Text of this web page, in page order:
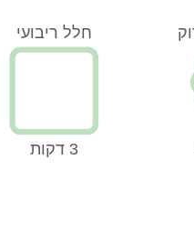
חלל ריבועי
3 דקות